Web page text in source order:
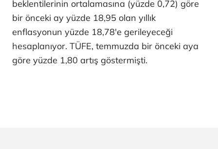
beklentilerinin ortalamasına (yüzde 0,72) göre
bir önceki ay yüzde 18,95 olan yıllık
enflasyonun yüzde 18,78'e gerileyeceği
hesaplanıyor. TÜFE, temmuzda bir önceki aya
göre yüzde 1,80 artış göstermişti.